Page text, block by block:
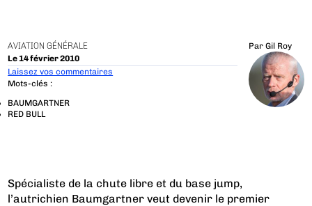
AVIATION GÉNÉRALE
Le 14 février 2010
Par Gil Roy
Laissez vos commentaires
Mots-clés :
BAUMGARTNER
RED BULL
Spécialiste de la chute libre et du base jump,
l’autrichien Baumgartner veut devenir le premier